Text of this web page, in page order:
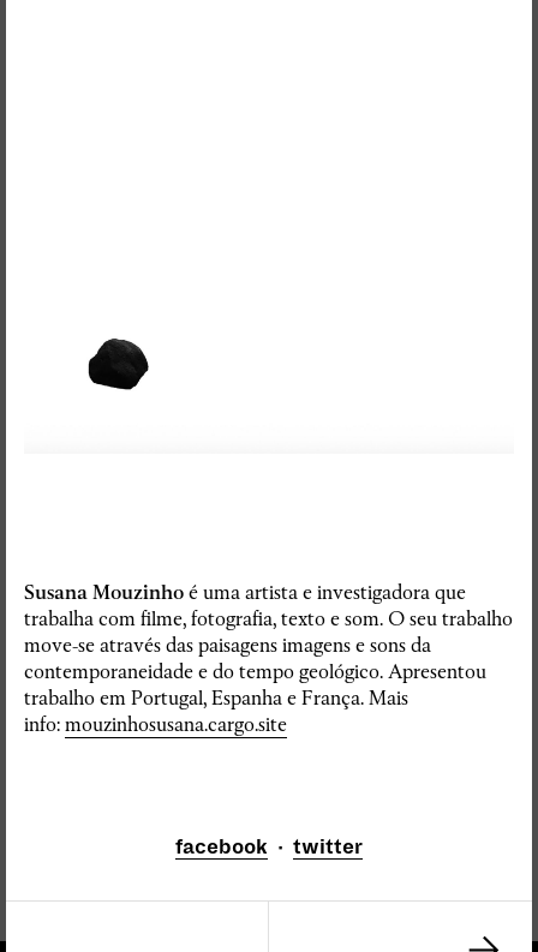
Susana Mouzinhoé uma artista e investigadora que
trabalha com filme, fotografia, texto e som. O seu trabalho
move-se através das paisagens imagens e sons da
contemporaneidade e do tempo geológico. Apresentou
trabalho em Portugal, Espanha e França. Mais
info:mouzinhosusana.cargo.site
facebook · twitter